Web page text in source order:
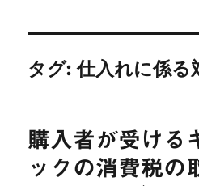
タグ:仕入れに係る
購入者が受ける
ックの消費税の